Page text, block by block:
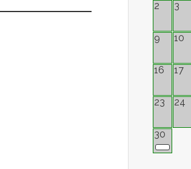
2 3
9 10
16 17
23 24
30